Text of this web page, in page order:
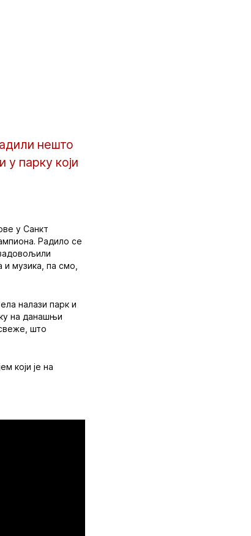
нешто
у парку који
у Санкт
Радило се
музика, па смо,
налази парк и
на данашњи
што
који је на